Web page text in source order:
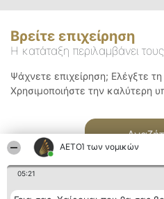
ΑΕΤΟΊ των νομικών
05:21
Βρείτε επιχείρηση
Η κατάταξη περιλαμβάνει
Ψάχνετε επιχείρηση; Ελέγξτε
Χρησιμοποιήστε την καλύτερη